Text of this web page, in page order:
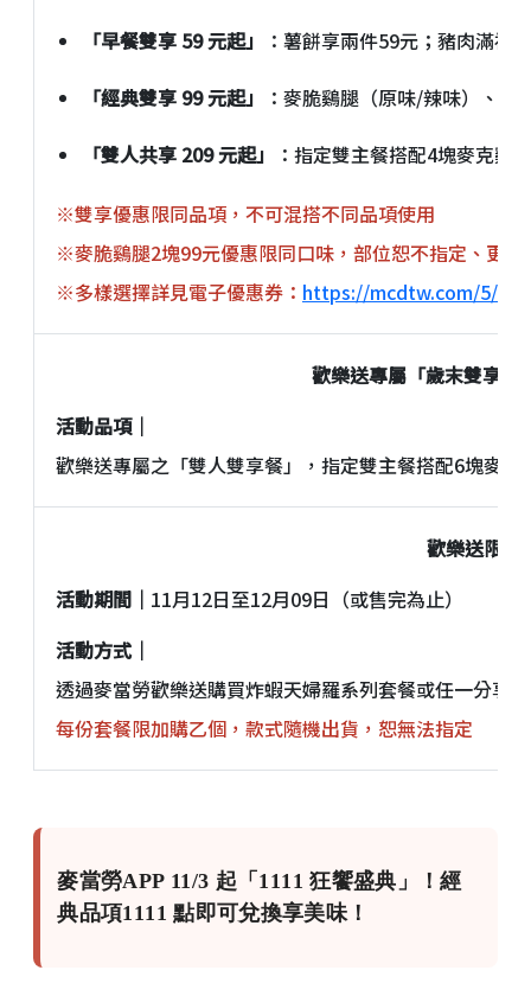
「早餐雙享 59 元起」
：薯餅享兩件59元；豬肉滿福
「經典雙享 99 元起」
：麥脆鷄腿（原味/辣味）、
「雙人共享 209 元起」
：指定雙主餐搭配4塊麥克鷄
※雙享優惠限同品項，不可混搭不同品項使用
※麥脆鷄腿2塊99元優惠限同口味，部位恕不指定、更換
※多樣選擇詳見電子優惠券： https://mcdtw.com/5/10/
歡樂送專屬「歲末雙享祭
活動品項｜
歡樂送專屬之「雙人雙享餐」，指定雙主餐搭配6塊麥
歡樂送限定
活動期間｜ 11月12日至12月09日（或售完為止）
活動方式｜
透過麥當勞歡樂送購買炸蝦天婦羅系列套餐或任一分享
每份套餐限加購乙個，款式隨機出貨，恕無法指定
麥當勞APP 11/3 起「1111 狂饗盛典」！經
典品項1111 點即可兌換享美味！